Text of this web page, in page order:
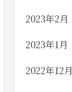
2023年2月
2023年1月
2022年12月